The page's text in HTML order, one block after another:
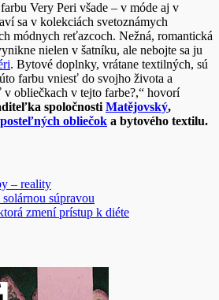
Very Peri všade – v móde aj v
sa v kolekciách svetoznámych
módnych reťazcoch. Nežná, romantická
nielen v šatníku, ale nebojte sa ju
. Bytové doplnky, vrátane textilných, sú
farbu vniesť do svojho života a
obliečkach v tejto farbe?,“ hovorí
spoločnosti Matějovský,
posteľných obliečok a bytového textilu.
– reality
súpravou
zmení prístup k diéte